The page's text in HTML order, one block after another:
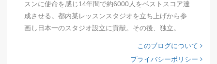
スンに使命を感じ14年間で約6000人をベストスコア達
成させる。都内某レッスンスタジオを立ち上げから参
画し日本一のスタジオ設立に貢献。その後、独立。
このブログについて
プライバシーポリシー